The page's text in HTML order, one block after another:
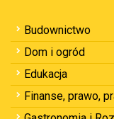
Budownictwo
Dom i ogród
Edukacja
Finanse, prawo,